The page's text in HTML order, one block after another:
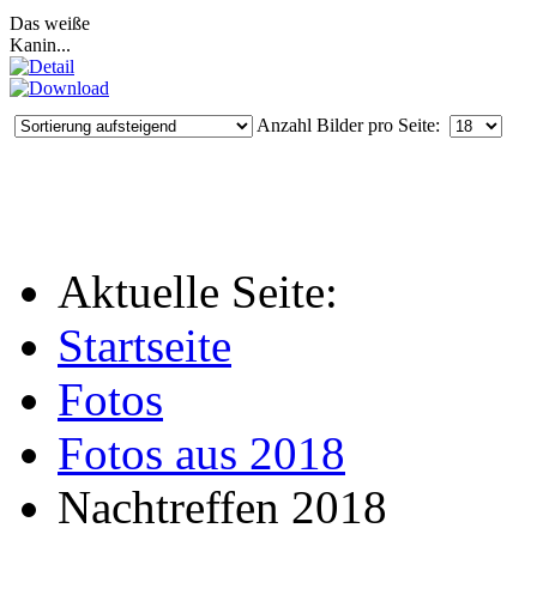
Das weiße
Kanin...
Anzahl Bilder pro Seite:
Aktuelle Seite:
Startseite
Fotos
Fotos aus 2018
Nachtreffen 2018